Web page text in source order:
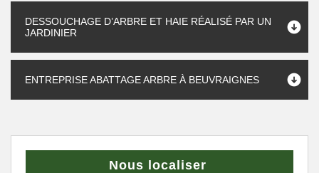
DESSOUCHAGE D’ARBRE ET HAIE RÉALISÉ PAR UN
JARDINIER
ENTREPRISE ABATTAGE ARBRE À BEUVRAIGNES
Nous localiser